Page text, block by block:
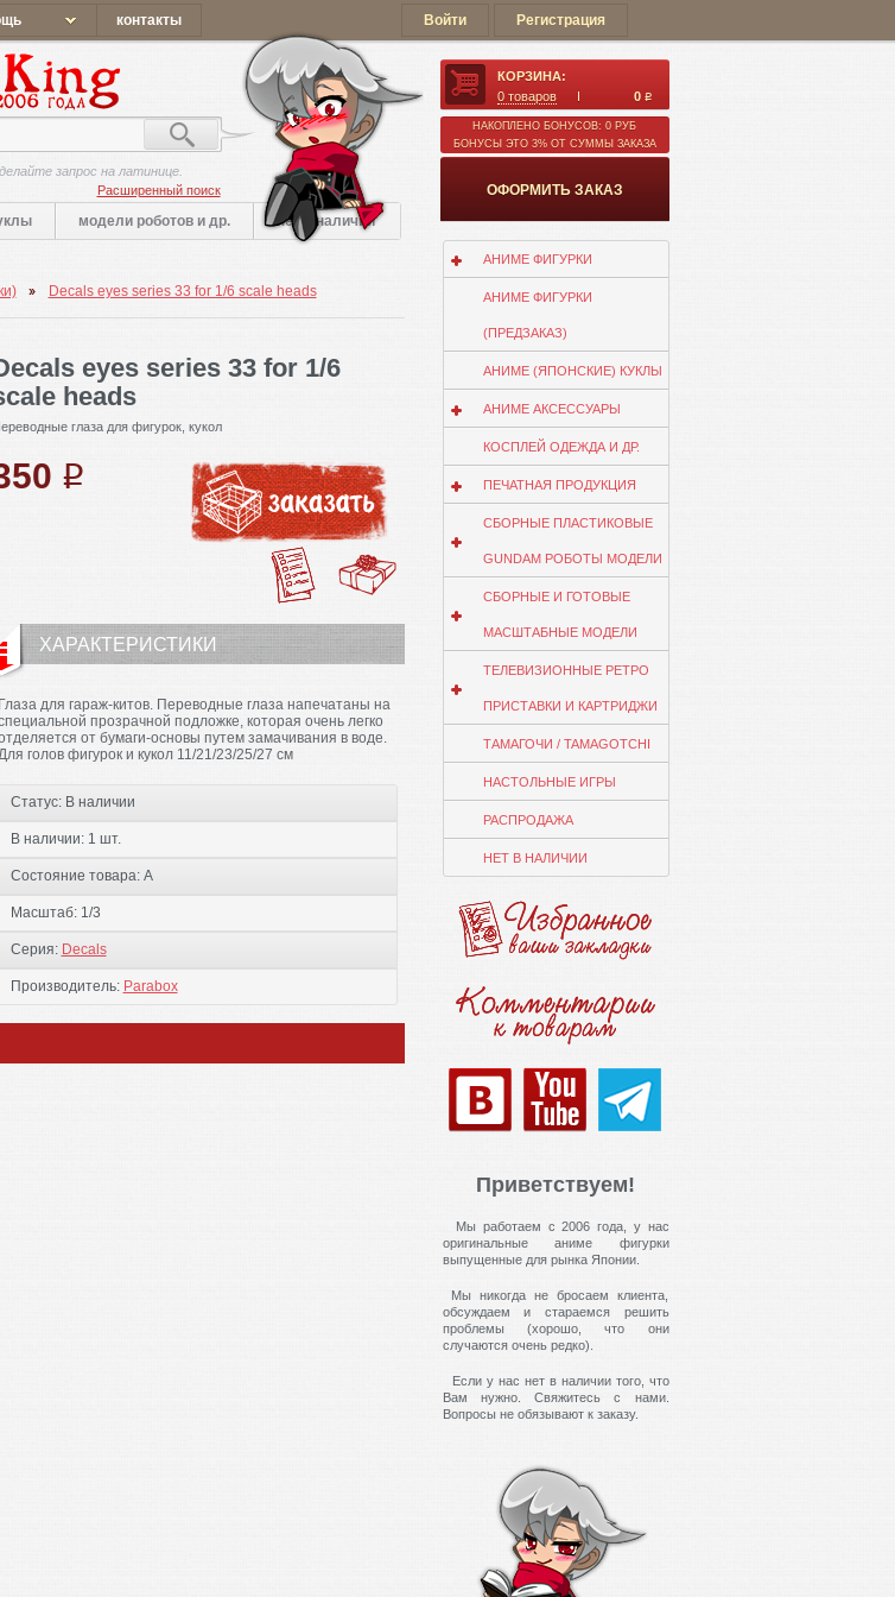
контакты Войти Регистрация
запрос на латинице.
Расширенный поиск
КОРЗИНА:
0товаров 0 q
НАКОПЛЕНО БОНУСОВ: 0 РУБ
БОНУСЫ ЭТО 3% ОТ СУММЫ ЗАКАЗА
ОФОРМИТЬ ЗАКАЗ
модели роботов и др. нет в наличии
Decals eyes series 33 for 1/6 scale heads
eyes series 33 for 1/6
heads
глаза для фигурок, кукол
q
ХАРАКТЕРИСТИКИ
Глаза для гараж-китов. Переводные глаза напечатаны на
прозрачной подложке, которая очень легко
от бумаги-основы путем замачивания в воде.
голов фигурок и кукол 11/21/23/25/27 см
Статус: В наличии
В наличии: 1 шт.
Состояние товара: А
Масштаб: 1/3
Серия: Decals
Производитель: Parabox
АНИМЕ ФИГУРКИ
АНИМЕ ФИГУРКИ
(ПРЕДЗАКАЗ)
АНИМЕ (ЯПОНСКИЕ) КУКЛЫ
АНИМЕ АКСЕССУАРЫ
КОСПЛЕЙ ОДЕЖДА И ДР.
ПЕЧАТНАЯ ПРОДУКЦИЯ
СБОРНЫЕ ПЛАСТИКОВЫЕ
GUNDAM РОБОТЫ МОДЕЛИ
СБОРНЫЕ И ГОТОВЫЕ
МАСШТАБНЫЕ МОДЕЛИ
ТЕЛЕВИЗИОННЫЕ РЕТРО
ПРИСТАВКИ И КАРТРИДЖИ
ТАМАГОЧИ / TAMAGOTCHI
НАСТОЛЬНЫЕ ИГРЫ
РАСПРОДАЖА
НЕТ В НАЛИЧИИ
Приветствуем!
Мы работаем с 2006 года, у нас
оригинальные аниме фигурки
выпущенные для рынка Японии.
Мы никогда не бросаем клиента,
обсуждаем и стараемся решить
проблемы (хорошо, что они
случаются очень редко).
Если у нас нет в наличии того, что
Вам нужно. Свяжитесь с нами.
Вопросы не обязывают к заказу.